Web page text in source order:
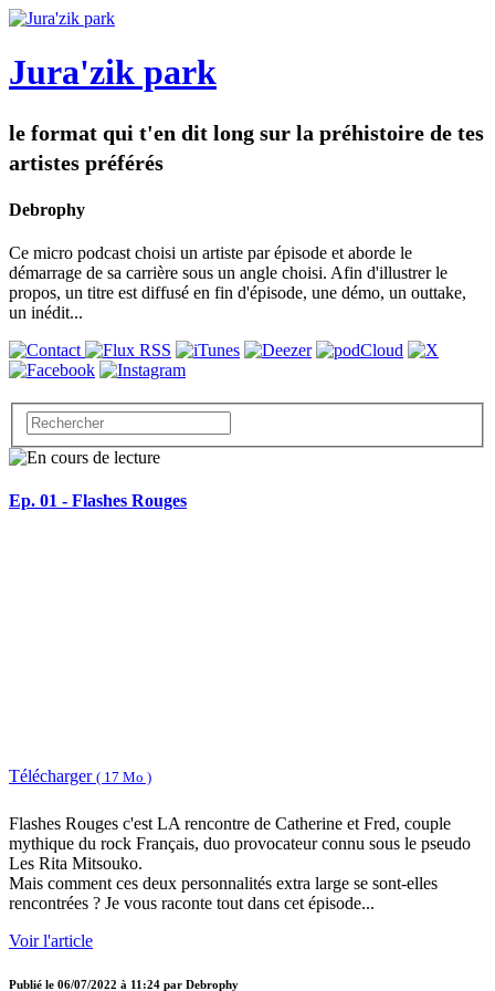
Jura'zik park
le format qui t'en dit long sur la préhistoire de tes
artistes préférés
Debrophy
Ce micro podcast choisi un artiste par épisode et aborde le
démarrage de sa carrière sous un angle choisi. Afin d'illustrer le
propos, un titre est diffusé en fin d'épisode, une démo, un outtake,
un inédit...
Ep. 01 - Flashes Rouges
Télécharger ( 17 Mo )
Flashes Rouges c'est LA rencontre de Catherine et Fred, couple
mythique du rock Français, duo provocateur connu sous le pseudo
Les Rita Mitsouko.
Mais comment ces deux personnalités extra large se sont-elles
rencontrées ? Je vous raconte tout dans cet épisode...
Voir l'article
Publié le 06/07/2022 à 11:24 par Debrophy